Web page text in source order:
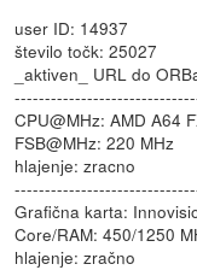
user ID: 14937
število točk: 25027
_aktiven_ URL do
CPU@MHz: AMD A64
FSB@MHz: 220 MHz
hlajenje: zracno
Grafična karta:
Core/RAM: 450/1250
hlajenje: zračno